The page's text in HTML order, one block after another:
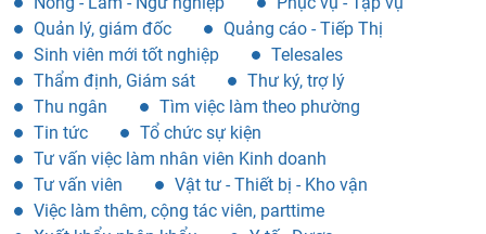
Ngành tài chính
Ngành thiết kế
Ngành xây dựng
Nhân sự, tuyển dụng
Nhân viên phát triển thị trường
Nhân viên văn phòng
Nhập liệu
Nông - Lâm - Ngư nghiệp
Phục vụ - Tạp vụ
Quản lý, giám đốc
Quảng cáo - Tiếp Thị
Sinh viên mới tốt nghiệp
Telesales
Thẩm định, Giám sát
Thư ký, trợ lý
Thu ngân
Tìm việc làm theo phường